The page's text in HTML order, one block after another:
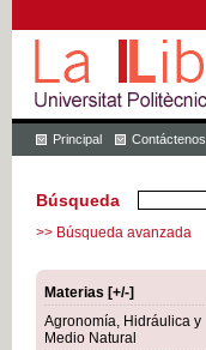
Principal Contáctenos
Búsqueda
>> Búsqueda avanzada
Materias [+/-]
Agronomía, Hidráulica y
Medio Natural